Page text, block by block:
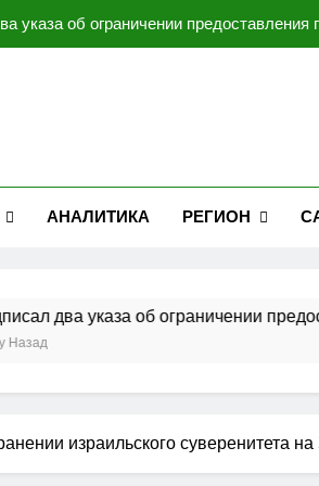
указа об ограничении
созданием собственной
указа об ограничении
созданием собственной
АНАЛИТИКА РЕГИОН
указа об ограничении
израильского суверенитета